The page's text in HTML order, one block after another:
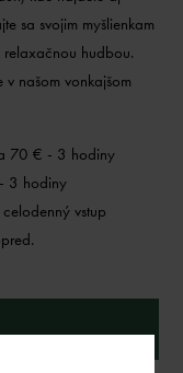
sa svojim myšlienkam
hudbou.
našom vonkajšom
70€ - 3 hodiny
3 hodiny
vstup